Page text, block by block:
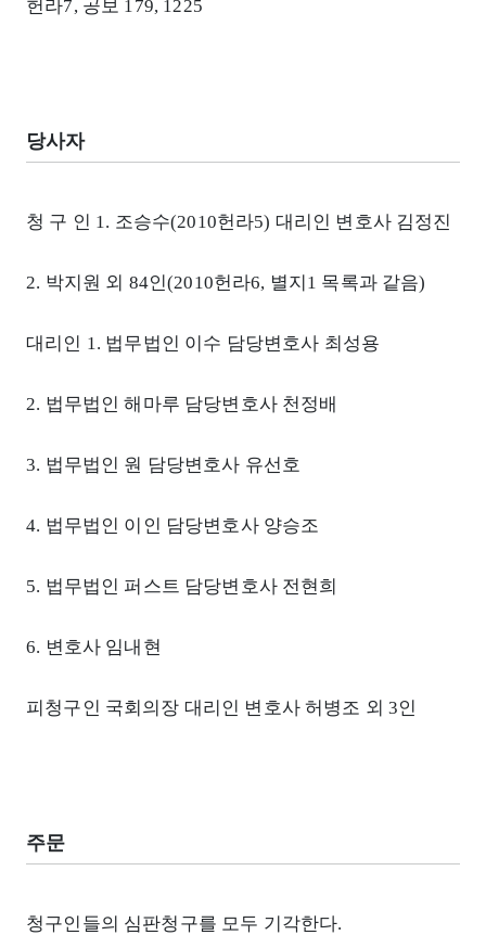
헌라7, 공보 179, 1225
당사자
청 구 인 1. 조승수(2010헌라5) 대리인 변호사 김정진
2. 박지원 외 84인(2010헌라6, 별지1 목록과 같음)
대리인 1. 법무법인 이수 담당변호사 최성용
2. 법무법인 해마루 담당변호사 천정배
3. 법무법인 원 담당변호사 유선호
4. 법무법인 이인 담당변호사 양승조
5. 법무법인 퍼스트 담당변호사 전현희
6. 변호사 임내현
피청구인 국회의장 대리인 변호사 허병조 외 3인
주문
청구인들의 심판청구를 모두 기각한다.